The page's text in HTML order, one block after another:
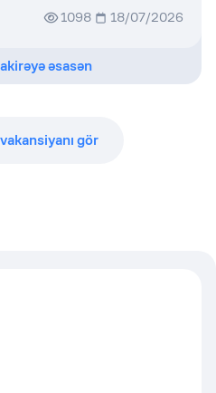
1098 18/07/2026
əsasən
vakansiyanı gör